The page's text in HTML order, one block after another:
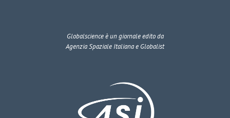
Globalscienceè un giornale edito da
Agenzia Spaziale Italiana e Globalist